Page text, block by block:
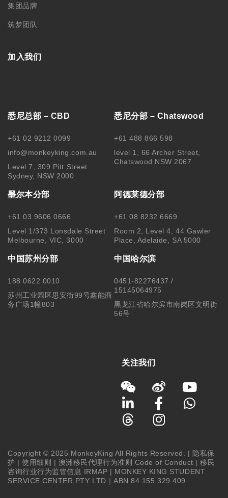
集团品牌
筑梦团队
加入我们
悉尼总部 – CBD
+61 02 9212 0099
info@monkeyking.com.au
Level 7, 309 Pitt Street
Sydney, NSW 2000
悉尼分部 – Chatswood
+61 488 866 598
level 1, 66 Archer Street,
Chatswood NSW 2067
墨尔本分部
+61 03 9606 0666
Level 1/373 Lonsdale Street
Melbourne, VIC, 3000
阿德莱德分部
+61 08 8232 6669
Room 2, Level 4, 44 Gawler
Place, Adelaide, SA 5000
中国苏州分部
188 0622 0010
苏州工业园区思安街99号鑫能商
务广场1幢803
中国哈尔滨
0451-82276437 /
15145064975
黑龙江省哈尔滨市南岗区文明街
56号
关注我们
Copyright © 2025 MonkeyKing All Rights Reserved. | 隐私保
护 |使用细则 | 澳洲移民代理行为准则 Code of Conduct |移民
咨询行业行为监管信息 IRMAP | MONKEY KING STUDENT
SERVICE CENTER PTY LTD｜ABN 84 155 329 409